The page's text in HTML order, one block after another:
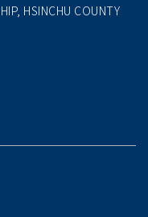
HSINCHU COUNTY